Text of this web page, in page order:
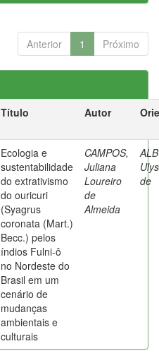
Anterior 1 Próximo
Título Autor
Ecologia e
sustentabilidade
do extrativismo
do ouricuri
(Syagrus
coronata (Mart.)
Becc.) pelos
índios Fulni-ô
no Nordeste do
Brasil em um
cenário de
mudanças
ambientais e
culturais
CAMPOS,
Juliana
Loureiro
de
Almeida
de